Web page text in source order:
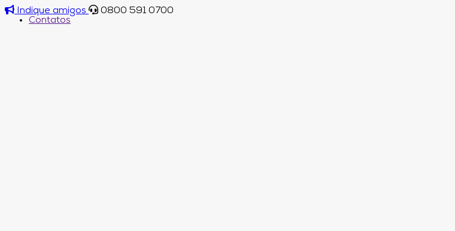
Indique amigos
0800 591 0700
Contatos